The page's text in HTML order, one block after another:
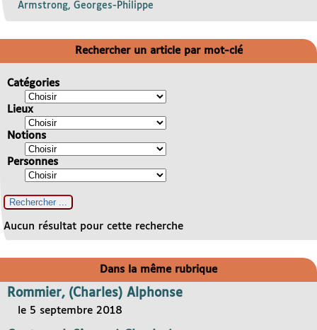
Armstrong, Georges-Philippe
Rechercher un article par mot-clé
Catégories
Lieux
Notions
Personnes
Aucun résultat pour cette recherche
Dans la même rubrique
Rommier, (Charles) Alphonse
le 5 septembre 2018